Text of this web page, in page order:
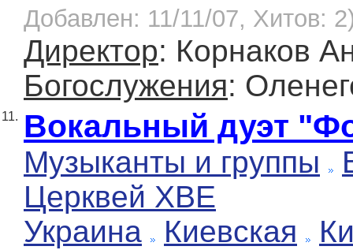
Добавлен: 11/11/07, Хитов:
Директор: Корнаков
Богослужения:
11. Вокальный дуэт
Музыканты и группы
Церквей ХВЕ
Украина
Киевская